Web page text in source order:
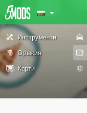
Инструменти
Оръжия
Карти